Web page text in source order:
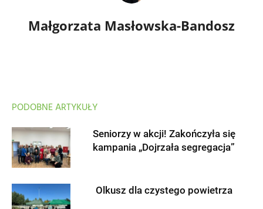
Małgorzata Masłowska-Bandosz
PODOBNE ARTYKUŁY
Seniorzy w akcji! Zakończyła się
kampania „Dojrzała segregacja”
Olkusz dla czystego powietrza